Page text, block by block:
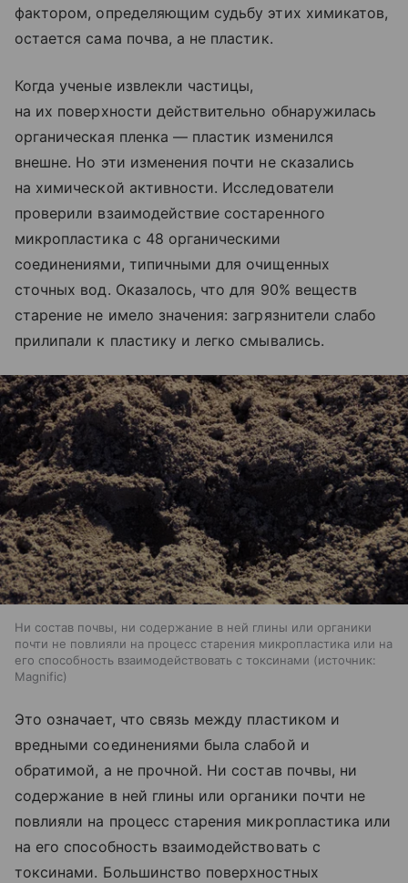
фактором, определяющим судьбу этих химикатов,
остается сама почва, а не пластик.
Когда ученые извлекли частицы,
на их поверхности действительно обнаружилась
органическая пленка — пластик изменился
внешне. Но эти изменения почти не сказались
на химической активности. Исследователи
проверили взаимодействие состаренного
микропластика с 48 органическими
соединениями, типичными для очищенных
сточных вод. Оказалось, что для 90% веществ
старение не имело значения: загрязнители слабо
прилипали к пластику и легко смывались.
Ни состав почвы, ни содержание в ней глины или органики
почти не повлияли на процесс старения микропластика или на
его способность взаимодействовать с токсинами
источник:
Magnific
Это означает, что связь между пластиком и
вредными соединениями была слабой и
обратимой, а не прочной. Ни состав почвы, ни
содержание в ней глины или органики почти не
повлияли на процесс старения микропластика или
на его способность взаимодействовать с
токсинами. Большинство поверхностных